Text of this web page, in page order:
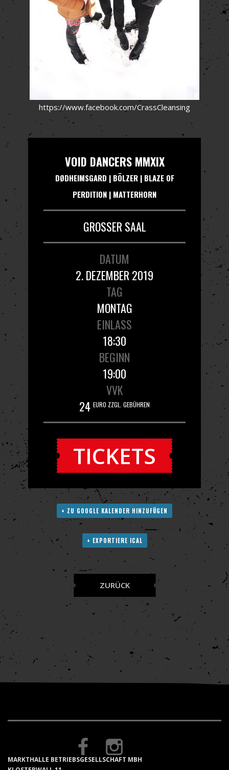
https://www.facebook.com/CrassCleansing
VOID DANCERS MMXIX
DØDHEIMSGARD | BÖLZER | BLAZE OF
PERDITION | MATTERHORN
GROSSER SAAL
DATUM
2. DEZEMBER 2019
TAG
MONTAG
EINLASS
18:30
BEGINN
19:00
VVK
24 EURO ZZGL. GEBÜHREN
TICKETS
+ ZU GOOGLE KALENDER HINZUFÜGEN
+ EXPORTIERE ICAL
ZURÜCK
MARKTHALLE BETRIEBSGESELLSCHAFT MBH